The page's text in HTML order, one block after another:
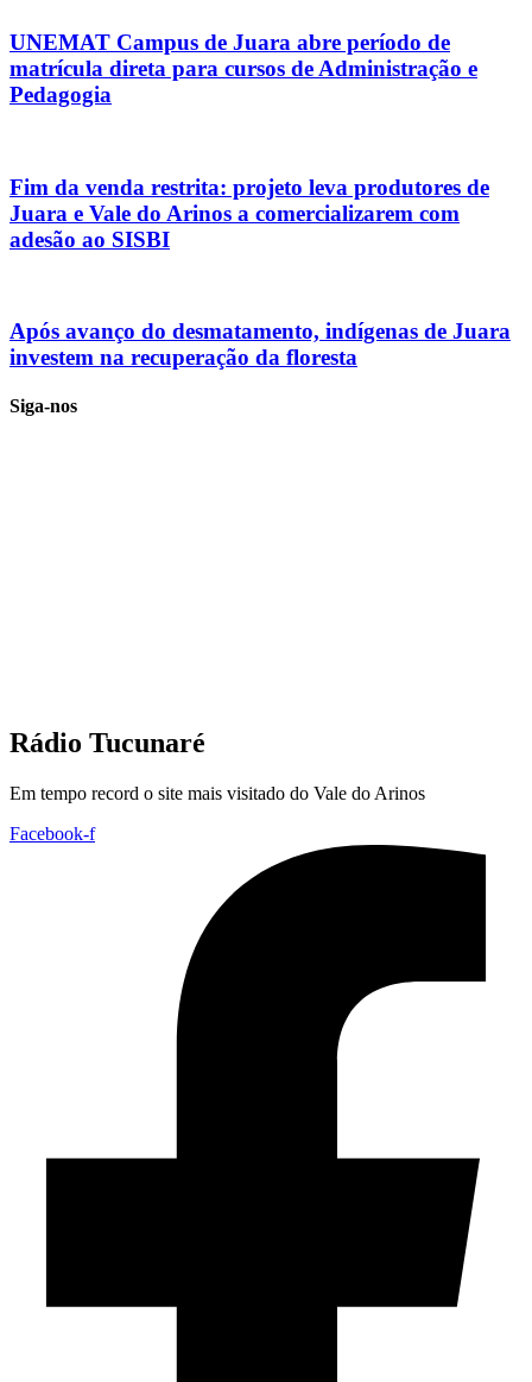
UNEMAT Campus de Juara abre período de
matrícula direta para cursos de Administração e
Pedagogia
Fim da venda restrita: projeto leva produtores de
Juara e Vale do Arinos a comercializarem com
adesão ao SISBI
Após avanço do desmatamento, indígenas de Juara
investem na recuperação da floresta
Siga-nos
Rádio Tucunaré
Em tempo record o site mais visitado do Vale do Arinos
Facebook-f